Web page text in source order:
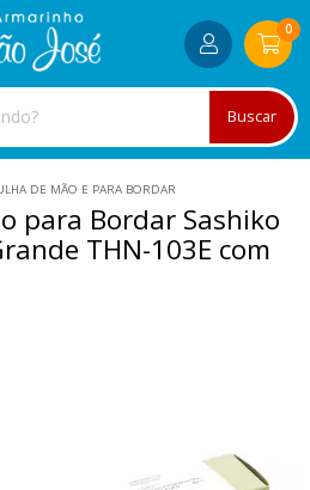
Buscar
0
DE MÃO E PARA BORDAR
para Bordar Sashiko
THN-103E com